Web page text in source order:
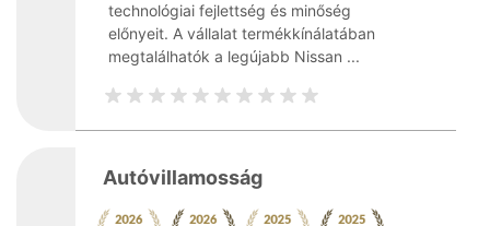
technológiai fejlettség és minőség
előnyeit. A vállalat termékkínálatában
megtalálhatók a legújabb Nissan ...
Autóvillamosság